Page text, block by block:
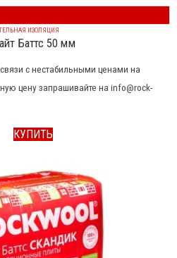
ИЗОЛЯЦИЯ
Баттс 50 мм
с нестабильными ценами на
цену запрашивайте на info@rock-
КУПИТЬ